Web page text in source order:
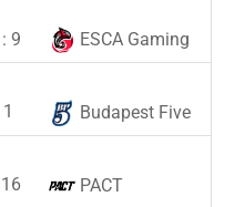
: 9 ESCA Gaming
1 Budapest Five
16 PACT